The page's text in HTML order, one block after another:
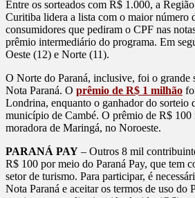
Entre os sorteados com R$ 1.000, a
Curitiba lidera a lista com o maior número
consumidores que pediram o CPF nas
prêmio intermediário do programa. Em
Oeste (12) e Norte (11).
O Norte do Paraná, inclusive, foi o grande
Nota Paraná. O prêmio de R$ 1 milhão
Londrina, enquanto o ganhador do sorteio
município de Cambé. O prêmio de R$ 100
moradora de Maringá, no Noroeste.
PARANÁ PAY – Outros 8 mil
R$ 100 por meio do Paraná Pay, que tem
setor de turismo. Para participar, é
Nota Paraná e aceitar os termos de uso do